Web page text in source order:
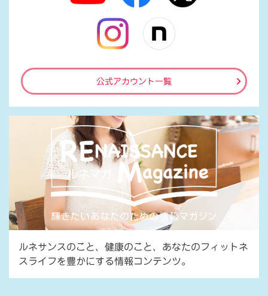
公式アカウント一覧
ルネサンスのこと、健康のこと、あなたのフィットネ
スライフを豊かにする情報コンテンツ。